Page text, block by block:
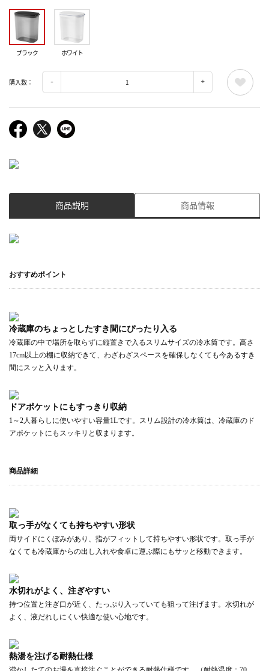
ブラック ホワイト
購入数：
商品説明 商品情報
おすすめポイント
冷蔵庫のちょっとしたすき間にぴったり入る
冷蔵庫の中で場所を取らずに縦置きで入るスリムサイズの冷水筒です。高さ
17cm以上の棚に収納できて、わざわざスペースを確保しなくても今あるすき
間にスッと入ります。
ドアポケットにもすっきり収納
1～2人暮らしに使いやすい容量1Lです。スリム設計の冷水筒は、冷蔵庫のド
アポケットにもスッキリと収まります。
商品詳細
取っ手がなくても持ちやすい形状
両サイドにくぼみがあり、指がフィットして持ちやすい形状です。取っ手が
なくても冷蔵庫からの出し入れや食卓に運ぶ際にもサッと移動できます。
水切れがよく、注ぎやすい
持つ位置と注ぎ口が近く、たっぷり入っていても狙って注げます。水切れが
よく、液だれしにくい快適な使い心地です。
熱湯を注げる耐熱仕様